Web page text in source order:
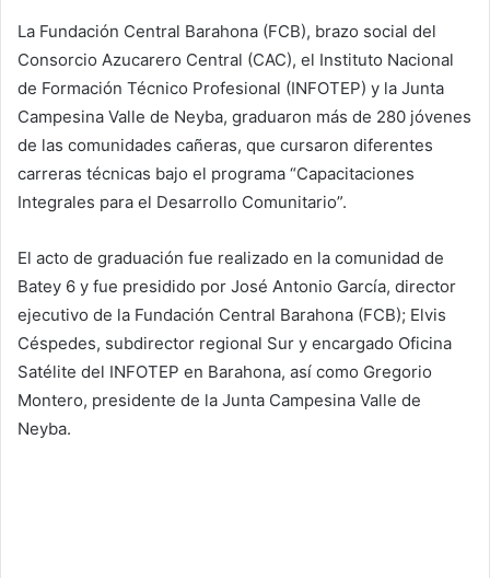
La Fundación Central Barahona (FCB), brazo social del
Consorcio Azucarero Central (CAC), el Instituto Nacional
de Formación Técnico Profesional (INFOTEP) y la Junta
Campesina Valle de Neyba, graduaron más de 280 jóvenes
de las comunidades cañeras, que cursaron diferentes
carreras técnicas bajo el programa “Capacitaciones
Integrales para el Desarrollo Comunitario”.
El acto de graduación fue realizado en la comunidad de
Batey 6 y fue presidido por José Antonio García, director
ejecutivo de la Fundación Central Barahona (FCB); Elvis
Céspedes, subdirector regional Sur y encargado Oficina
Satélite del INFOTEP en Barahona, así como Gregorio
Montero, presidente de la Junta Campesina Valle de
Neyba.